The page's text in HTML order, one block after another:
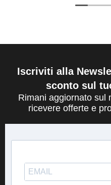
Iscriviti alla
sconto sul
Rimani aggiornato sul
ricevere offerte e